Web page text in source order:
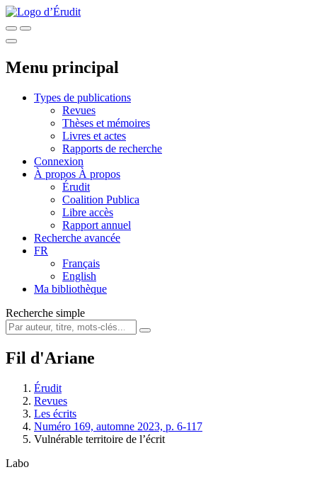
Menu principal
Types de publications
Revues
Thèses et mémoires
Livres et actes
Rapports de recherche
Connexion
À propos À propos
Érudit
Coalition Publica
Libre accès
Rapport annuel
Recherche avancée
FR
Français
English
Ma bibliothèque
Recherche simple
Fil d'Ariane
Érudit
Revues
Les écrits
Numéro 169, automne 2023, p. 6-117
Vulnérable territoire de l’écrit
Labo